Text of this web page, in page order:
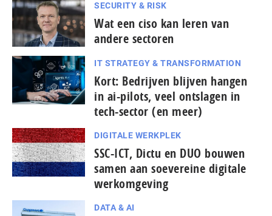
SECURITY & RISK
Wat een ciso kan leren van
andere sectoren
IT STRATEGY & TRANSFORMATION
Kort: Bedrijven blijven hangen
in ai-pilots, veel ontslagen in
tech-sector (en meer)
DIGITALE WERKPLEK
SSC-ICT, Dictu en DUO bouwen
samen aan soevereine digitale
werkomgeving
DATA & AI